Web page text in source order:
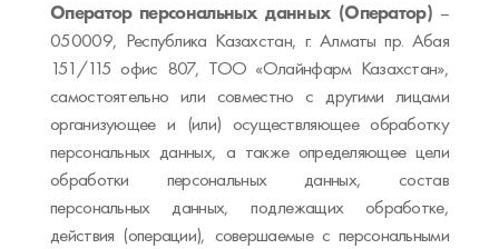
Оператор персональных данных (Оператор)–
050009, Республика Казахстан, г. Алматы пр. Абая
151/115 офис 807, ТОО «Олайнфарм Казахстан»,
самостоятельно или совместно с другими лицами
организующее и (или) осуществляющее обработку
персональных данных, а также определяющее цели
обработки персональных данных, состав
персональных данных, подлежащих обработке,
действия (операции), совершаемые с персональными